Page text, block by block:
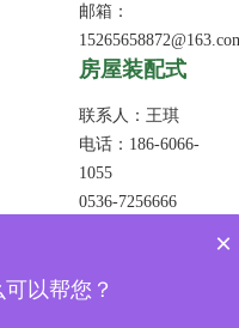
邮箱：
​房屋装配式
联系人：王琪
电话：186-6066-
1055
0536-7256666
×
以帮您？